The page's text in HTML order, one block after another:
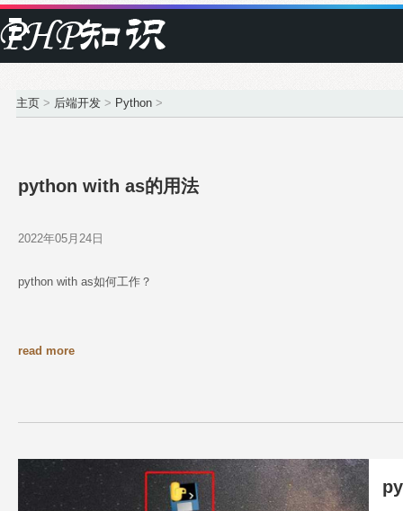
主页 > 后端开发 > Python >
python with as的用法
2022年05月24日
python with as如何工作？
read more